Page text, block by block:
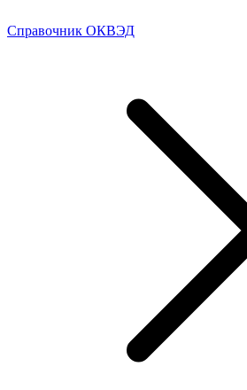
Справочник ОКВЭД